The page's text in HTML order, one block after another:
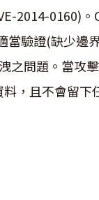
2014-0160)。
驗證(缺少邊
之問題。當攻
，且不會留